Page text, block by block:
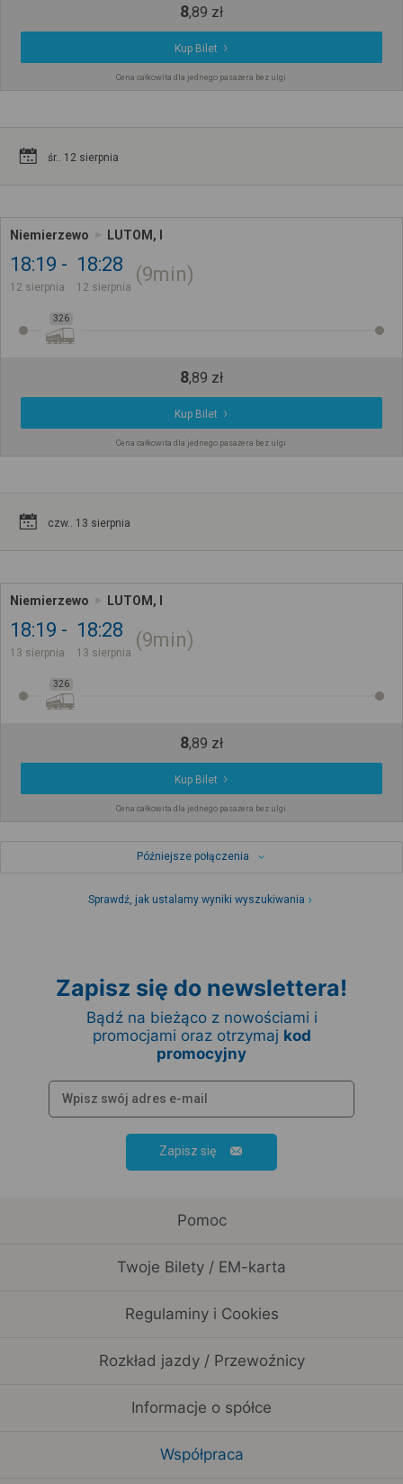
8,89 zł
Kup Bilet
Cena całkowita dla jednego pasażera bez ulgi
śr.. 12 sierpnia
Niemierzewo LUTOM, I
18:19
12 sierpnia
18:28
12 sierpnia
9min
326
8,89 zł
Kup Bilet
Cena całkowita dla jednego pasażera bez ulgi
czw.. 13 sierpnia
Niemierzewo LUTOM, I
18:19
13 sierpnia
18:28
13 sierpnia
9min
326
8,89 zł
Kup Bilet
Cena całkowita dla jednego pasażera bez ulgi
Późniejsze połączenia
Sprawdź, jak ustalamy wyniki wyszukiwania
Zapisz się do newslettera!
Bądź na bieżąco z nowościami i
promocjami oraz otrzymaj kod
promocyjny
Zapisz się
Pomoc
Twoje Bilety / EM-karta
Regulaminy i Cookies
Rozkład jazdy / Przewoźnicy
Informacje o spółce
Współpraca